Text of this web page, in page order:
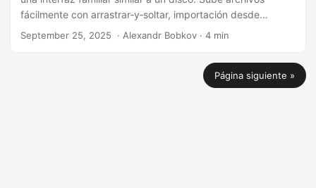
fácilmente con arrastrar‑y‑soltar, importación desde
Dropbox o acciones rápidas, y colabora usando
analizar documentos. Con herramientas avanzadas como
traducción de archivos, resúmenes de IA, protección con
contraseña, soporte de galería de imágenes (incluidos
September 25, 2025 ‎ · Alexandr Bobkov · 4 min
Página siguiente »